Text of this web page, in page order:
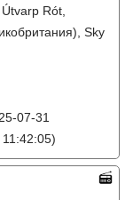
Rót,
Sky
07-31